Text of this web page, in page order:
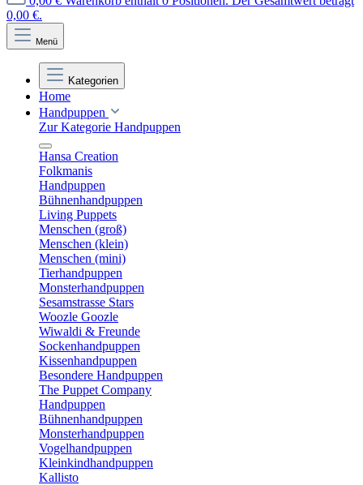
0,00 €.
Menü
Kategorien
Home
Handpuppen
Zur Kategorie Handpuppen
Hansa Creation
Folkmanis
Handpuppen
Bühnenhandpuppen
Living Puppets
Menschen (groß)
Menschen (klein)
Menschen (mini)
Tierhandpuppen
Monsterhandpuppen
Sesamstrasse Stars
Woozle Goozle
Wiwaldi & Freunde
Sockenhandpuppen
Kissenhandpuppen
Besondere Handpuppen
The Puppet Company
Handpuppen
Bühnenhandpuppen
Monsterhandpuppen
Vogelhandpuppen
Kleinkindhandpuppen
Kallisto